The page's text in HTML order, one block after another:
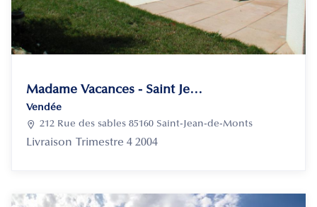
Madame Vacances - Saint Jean de Monts - Le Domaine de Vertmarines
Vendée
 212 Rue des sables 85160 Saint-Jean-de-Monts
Livraison Trimestre 4 2004